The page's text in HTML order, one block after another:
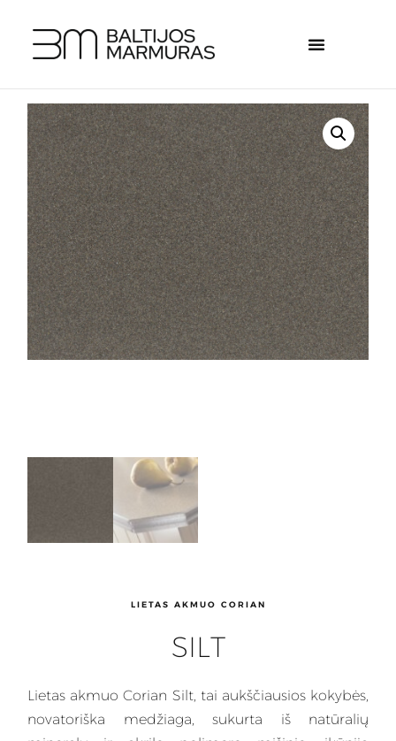
LIETAS AKMUO CORIAN
SILT
Lietas akmuo Corian Silt, tai aukščiausios kokybės,
novatoriška medžiaga, sukurta iš natūralių